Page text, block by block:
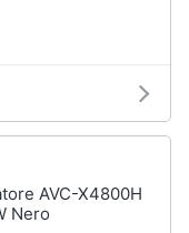
AVC-X4800H
Nero